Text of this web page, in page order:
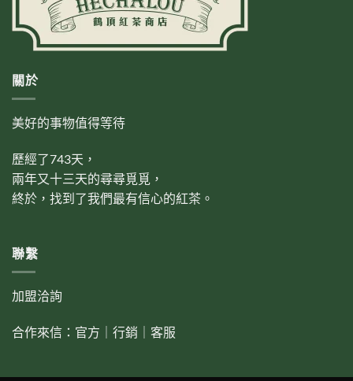
關於
美好的事物值得等待
歷經了743天，
兩年又十三天的尋尋覓覓，
終於，找到了我們最有信心的紅茶。
聯繫
加盟洽詢
合作來信： 官方 行銷 客服